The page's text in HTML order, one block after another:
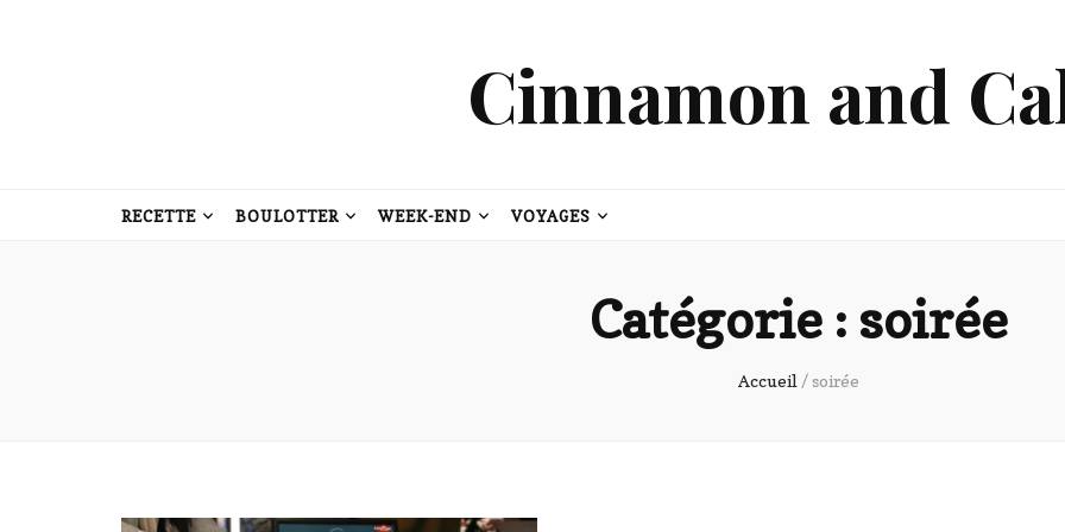
Cinnamon and
RECETTE BOULOTTER WEEK-END VOYAGES
Catégorie : soirée
Accueil /soirée